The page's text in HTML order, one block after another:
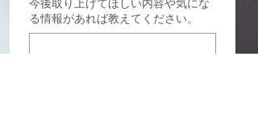
今後取り上げてほしい内容や気にな
る情報があれば教えてください。